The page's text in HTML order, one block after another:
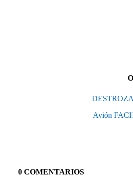
Avión
0 COMENTARIOS